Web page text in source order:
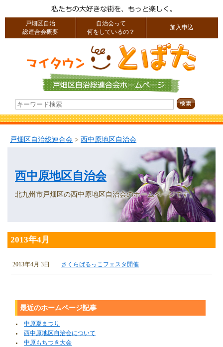
戸畑区自治
総連合会概要
自治会って
何をしているの？
加入申込
戸畑区自治総連合会 > 西中原地区自治会
西中原地区自治会
北九州市戸畑区の西中原地区自治会のホームページです。
2013年4月
2013年4月 3日 さくらばるっこフェスタ開催
最近のホームページ記事
中原夏まつり
西中原地区自治会について
中原もちつき大会